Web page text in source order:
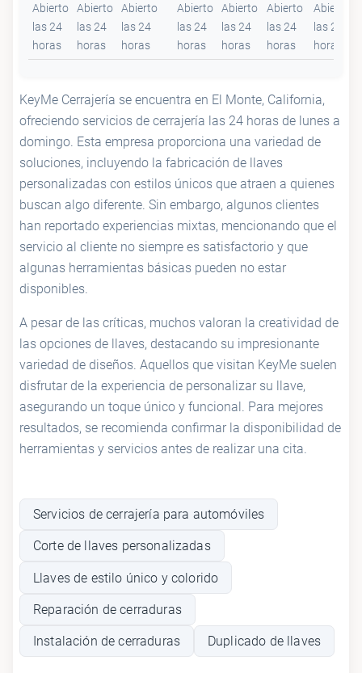
Abierto
las 24
horas
Abierto
las 24
horas
Abierto
las 24
horas
Abierto
las 24
horas
Abierto
las 24
horas
Abierto
las 24
horas
Abierto
las 24
horas
KeyMe Cerrajería se encuentra en El Monte, California,
ofreciendo servicios de cerrajería las 24 horas de lunes a
domingo. Esta empresa proporciona una variedad de
soluciones, incluyendo la fabricación de llaves
personalizadas con estilos únicos que atraen a quienes
buscan algo diferente. Sin embargo, algunos clientes
han reportado experiencias mixtas, mencionando que el
servicio al cliente no siempre es satisfactorio y que
algunas herramientas básicas pueden no estar
disponibles.
A pesar de las críticas, muchos valoran la creatividad de
las opciones de llaves, destacando su impresionante
variedad de diseños. Aquellos que visitan KeyMe suelen
disfrutar de la experiencia de personalizar su llave,
asegurando un toque único y funcional. Para mejores
resultados, se recomienda confirmar la disponibilidad de
herramientas y servicios antes de realizar una cita.
Servicios de cerrajería para automóviles
Corte de llaves personalizadas
Llaves de estilo único y colorido
Reparación de cerraduras
Instalación de cerraduras Duplicado de llaves